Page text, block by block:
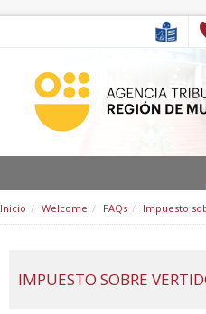
Inicio Welcome FAQs Impuesto
IMPUESTO SOBRE